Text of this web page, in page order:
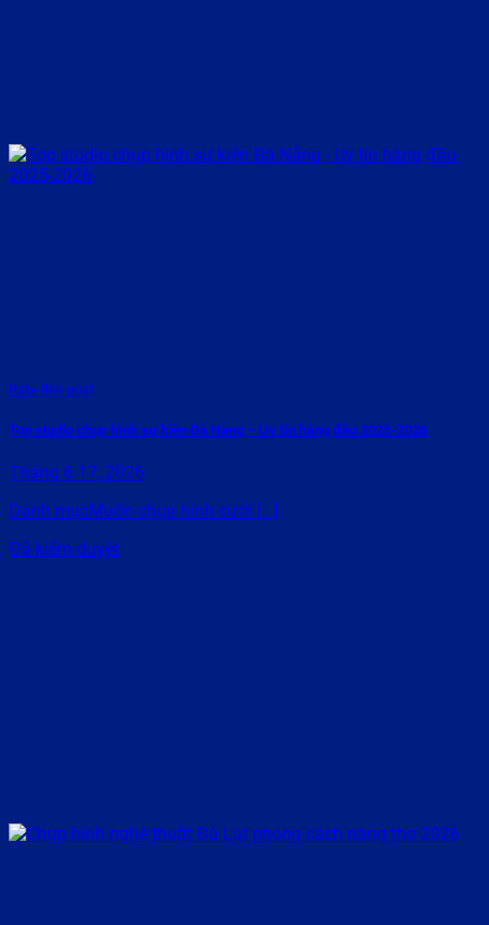
Rate this post
Top studio chụp hình sự kiện Đà Nẵng – Uy tín hàng đầu 2025-2026
Tháng 6 17, 2026
Danh mụcMuốn chụp hình cưới [...]
Đã kiểm duyệt